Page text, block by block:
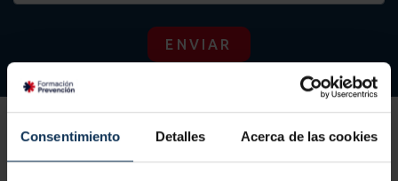
Consentimiento Detalles Acerca de las cookies
ENVIAR